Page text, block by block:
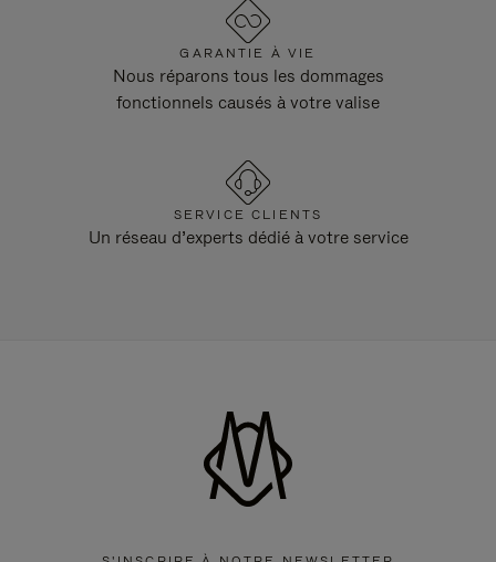
GARANTIE À VIE
Nous réparons tous les dommages
fonctionnels causés à votre valise
SERVICE CLIENTS
Un réseau d’experts dédié à votre service